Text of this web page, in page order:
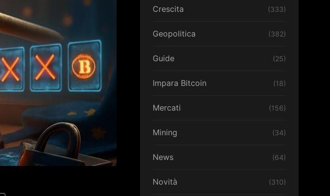
Crescita (333)
Geopolitica (382)
Guide (25)
Impara Bitcoin (18)
Mercati (156)
Mining (34)
News (64)
Novità (310)